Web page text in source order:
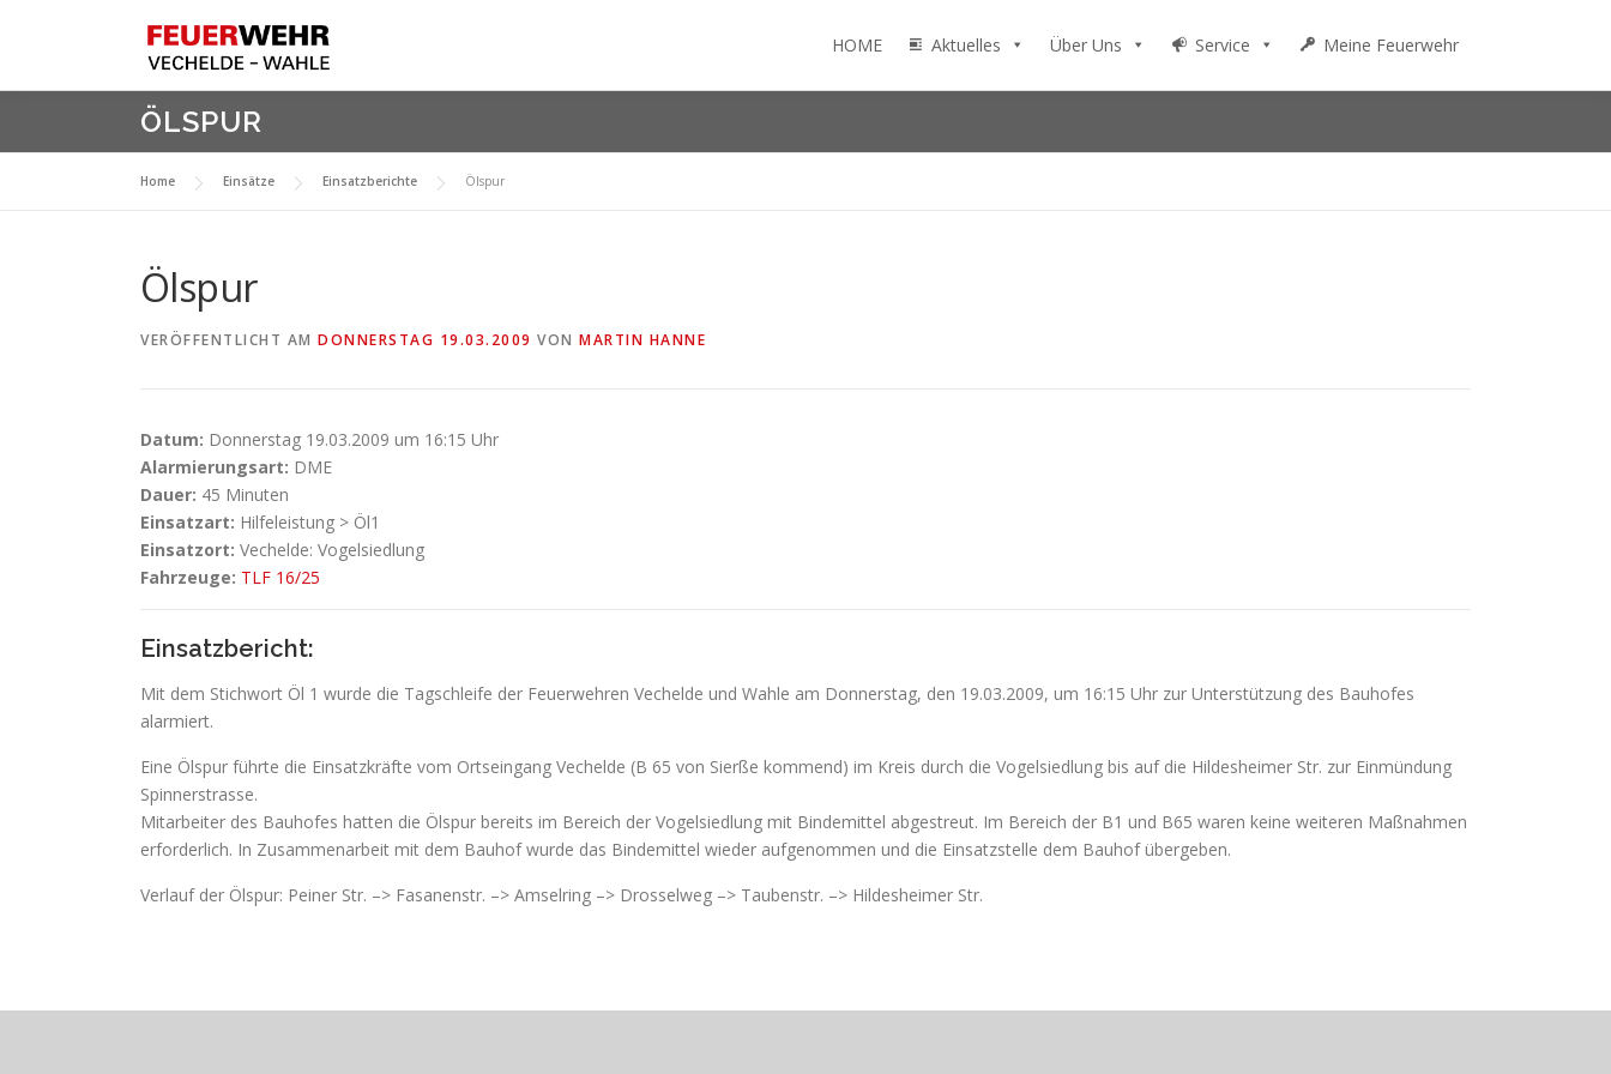
HOME Aktuelles Über Uns Service Meine Feuerwehr
ÖLSPUR
Home Einsätze Einsatzberichte Ölspur
Ölspur
VERÖFFENTLICHT AM DONNERSTAG 19.03.2009 VON MARTIN HANNE
Datum: Donnerstag 19.03.2009 um 16:15 Uhr
Alarmierungsart: DME
Dauer: 45 Minuten
Einsatzart: Hilfeleistung > Öl1
Einsatzort: Vechelde: Vogelsiedlung
Fahrzeuge: TLF 16/25
Einsatzbericht:
Mit dem Stichwort Öl 1 wurde die Tagschleife der Feuerwehren Vechelde und Wahle am Donnerstag, den 19.03.2009, um 16:15 Uhr zur Unterstützung des Bauhofes
alarmiert.
Eine Ölspur führte die Einsatzkräfte vom Ortseingang Vechelde (B 65 von Sierße kommend) im Kreis durch die Vogelsiedlung bis auf die Hildesheimer Str. zur Einmündung
Spinnerstrasse.
Mitarbeiter des Bauhofes hatten die Ölspur bereits im Bereich der Vogelsiedlung mit Bindemittel abgestreut. Im Bereich der B1 und B65 waren keine weiteren Maßnahmen
erforderlich. In Zusammenarbeit mit dem Bauhof wurde das Bindemittel wieder aufgenommen und die Einsatzstelle dem Bauhof übergeben.
Verlauf der Ölspur: Peiner Str. –> Fasanenstr. –> Amselring –> Drosselweg –> Taubenstr. –> Hildesheimer Str.